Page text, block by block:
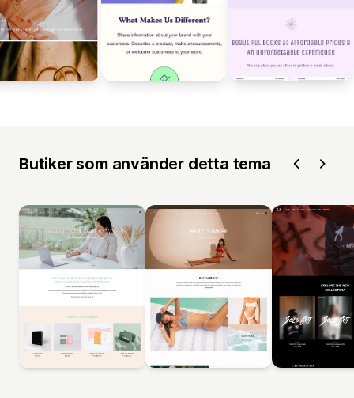
Butiker som använder detta tema